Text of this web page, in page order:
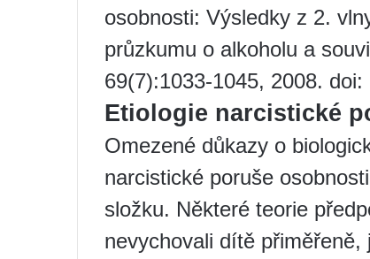
osobnosti: Výsledky z 2.
průzkumu o alkoholu a
69(7):1033-1045, 2008.
Etiologie narcistické
Omezené důkazy o
narcistické poruše
složku. Některé teorie
nevychovali dítě